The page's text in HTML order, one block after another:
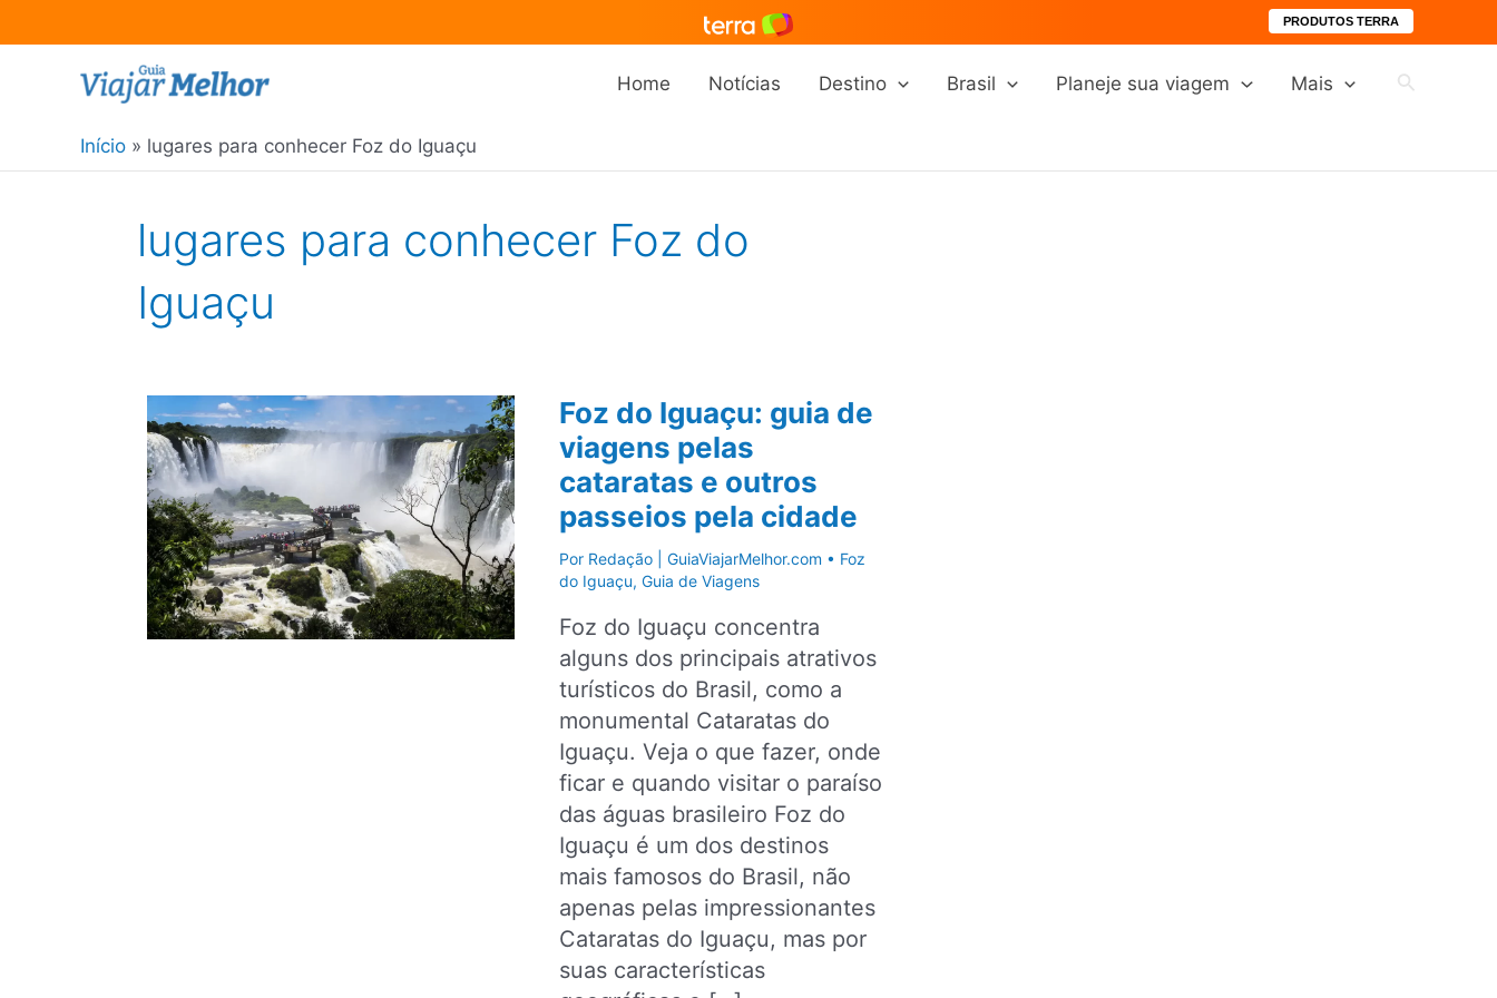
PRODUTOS TERRA
conteúdo
Home Notícias Destino Brasil Planeje sua viagem Mais Pesquisar
Início lugares para conhecer Foz do Iguaçu
lugares para conhecer Foz do
Iguaçu
Foz do Iguaçu: guia de
viagens pelas
cataratas e outros
passeios pela cidade
Por Redação | GuiaViajarMelhor.com • Foz
do Iguaçu, Guia de Viagens
Foz do Iguaçu concentra
alguns dos principais atrativos
turísticos do Brasil, como a
monumental Cataratas do
Iguaçu. Veja o que fazer, onde
ficar e quando visitar o paraíso
das águas brasileiro Foz do
Iguaçu é um dos destinos
mais famosos do Brasil, não
apenas pelas impressionantes
Cataratas do Iguaçu, mas por
suas características